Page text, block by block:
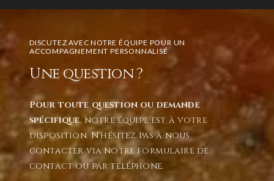
DISCUTEZ AVEC NOTRE ÉQUIPE POUR UN
ACCOMPAGNEMENT PERSONNALISÉ
Une question ?
Pour toute question ou demande
spécifique, notre équipe est à votre
disposition. N'hésitez pas à nous
contacter via notre formulaire de
contact ou par téléphone.